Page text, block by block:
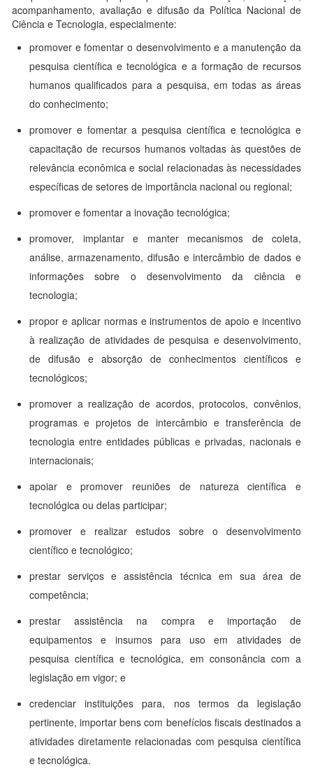
acompanhamento, avaliação e difusão da Política Nacional de
Ciência e Tecnologia, especialmente:
promover e fomentar o desenvolvimento e a manutenção da
pesquisa científica e tecnológica e a formação de recursos
humanos qualificados para a pesquisa, em todas as áreas
do conhecimento;
promover e fomentar a pesquisa científica e tecnológica e
capacitação de recursos humanos voltadas às questões de
relevância econômica e social relacionadas às necessidades
específicas de setores de importância nacional ou regional;
promover e fomentar a inovação tecnológica;
promover, implantar e manter mecanismos de coleta,
análise, armazenamento, difusão e intercâmbio de dados e
informações sobre o desenvolvimento da ciência e
tecnologia;
propor e aplicar normas e instrumentos de apoio e incentivo
à realização de atividades de pesquisa e desenvolvimento,
de difusão e absorção de conhecimentos científicos e
tecnológicos;
promover a realização de acordos, protocolos, convênios,
programas e projetos de intercâmbio e transferência de
tecnologia entre entidades públicas e privadas, nacionais e
internacionais;
apoiar e promover reuniões de natureza científica e
tecnológica ou delas participar;
promover e realizar estudos sobre o desenvolvimento
científico e tecnológico;
prestar serviços e assistência técnica em sua área de
competência;
prestar assistência na compra e importação de
equipamentos e insumos para uso em atividades de
pesquisa científica e tecnológica, em consonância com a
legislação em vigor; e
credenciar instituições para, nos termos da legislação
pertinente, importar bens com benefícios fiscais destinados a
atividades diretamente relacionadas com pesquisa científica
e tecnológica.